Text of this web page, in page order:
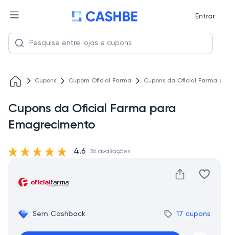
Entrar
Cupons Cupom Oficial Farma Cupons da Oficial Farma
Cupons da Oficial Farma para
Emagrecimento
Sem Cashback 17 cupons
4.6 36 avaliações